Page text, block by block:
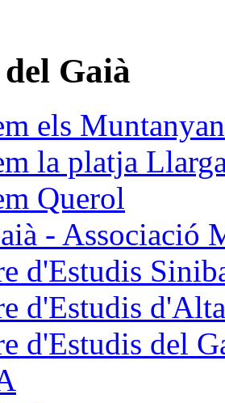
Gaià
els
la platja
Querol
- Associació
d'Estudis
d'Estudis
d'Estudis del